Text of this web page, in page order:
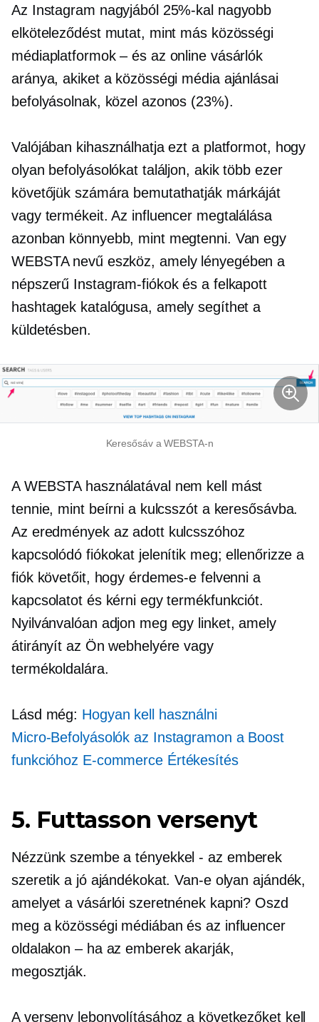
Az Instagram nagyjából 25%-kal nagyobb
elköteleződést mutat, mint más közösségi
médiaplatformok – és az online vásárlók
aránya, akiket a közösségi média ajánlásai
befolyásolnak, közel azonos (23%).
Valójában kihasználhatja ezt a platformot, hogy
olyan befolyásolókat találjon, akik több ezer
követőjük számára bemutathatják márkáját
vagy termékeit. Az influencer megtalálása
azonban könnyebb, mint megtenni. Van egy
WEBSTA nevű eszköz, amely lényegében a
népszerű Instagram-fiókok és a felkapott
hashtagek katalógusa, amely segíthet a
küldetésben.
Keresősáv a WEBSTA-n
A WEBSTA használatával nem kell mást
tennie, mint beírni a kulcsszót a keresősávba.
Az eredmények az adott kulcsszóhoz
kapcsolódó fiókokat jelenítik meg; ellenőrizze a
fiók követőit, hogy érdemes-e felvenni a
kapcsolatot és kérni egy termékfunkciót.
Nyilvánvalóan adjon meg egy linket, amely
átirányít az Ön webhelyére vagy
termékoldalára.
Lásd még: Hogyan kell használni
Micro-Befolyásolók az Instagramon a Boost
funkcióhoz E-commerceÉrtékesítés
5. Futtasson versenyt
Nézzünk szembe a tényekkel- az emberek
szeretik a jó ajándékokat. Van-e olyan ajándék,
amelyet a vásárlói szeretnének kapni? Oszd
meg a közösségi médiában és az influencer
oldalakon – ha az emberek akarják,
megosztják.
A verseny lebonyolításához a következőket kell